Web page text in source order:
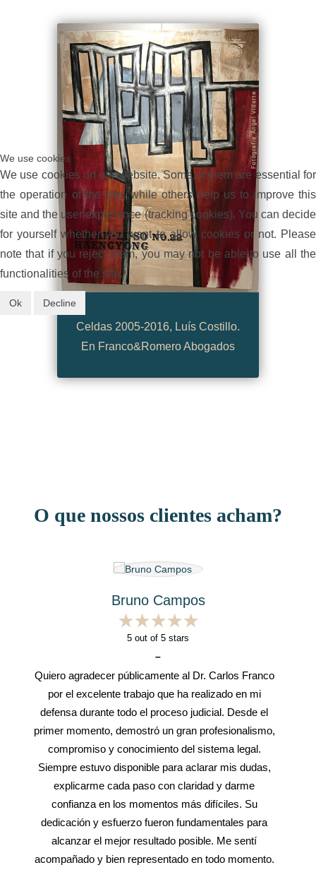
Celdas 2005-2016, Luís Costillo.
En Franco&Romero Abogados
O que nossos clientes acham?
Bruno Campos
★★★★★
★★★★★
5 out of 5 stars
–
Quiero agradecer públicamente al Dr. Carlos Franco
por el excelente trabajo que ha realizado en mi
defensa durante todo el proceso judicial. Desde el
primer momento, demostró un gran profesionalismo,
compromiso y conocimiento del sistema legal.
Siempre estuvo disponible para aclarar mis dudas,
explicarme cada paso con claridad y darme
confianza en los momentos más difíciles. Su
dedicación y esfuerzo fueron fundamentales para
alcanzar el mejor resultado posible. Me sentí
acompañado y bien representado en todo momento.
We use cookies
We use cookies on our website. Some of them are essential for
the operation of the site, while others help us to improve this
site and the user experience (tracking cookies). You can decide
for yourself whether you want to allow cookies or not. Please
note that if you reject them, you may not be able to use all the
functionalities of the site.
Ok Decline